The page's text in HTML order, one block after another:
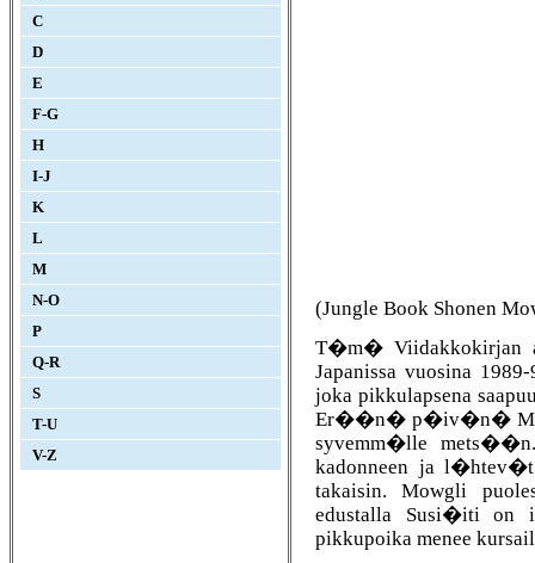
C
D
E
F-G
H
I-J
K
L
M
N-O
P
Q-R
S
T-U
V-Z
(Jungle Book Shonen
T�m� Viidakkokirjan
Japanissa vuosina
joka pikkulapsena
Er��n� p�iv�n�
syvemm�lle mets��n.
kadonneen ja
takaisin. Mowgli
edustalla Susi�iti on
pikkupoika menee